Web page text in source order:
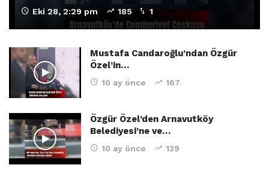
Eki 28, 2:29 pm 185 1
Mustafa Candaroğlu’ndan Özgür
Özel’in…
10 ay önce 167
Özgür Özel’den Arnavutköy
Belediyesi’ne ve…
10 ay önce 139